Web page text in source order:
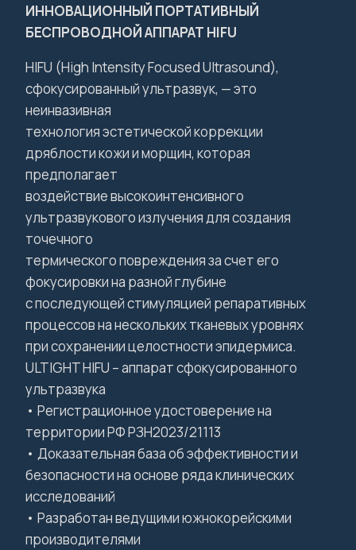
ИННОВАЦИОННЫЙ ПОРТАТИВНЫЙ
БЕСПРОВОДНОЙ АППАРАТ HIFU
HIFU (High Intensity Focused Ultrasound),
сфокусированный ультразвук, — это
неинвазивная
технология эстетической коррекции
дряблости кожи и морщин, которая
предполагает
воздействие высокоинтенсивного
ультразвукового излучения для создания
точечного
термического повреждения за счет его
фокусировки на разной глубине
с последующей стимуляцией репаративных
процессов на нескольких тканевых уровнях
при сохранении целостности эпидермиса.
ULTIGHT HIFU – аппарат сфокусированного
ультразвука
• Регистрационное удостоверение на
территории РФ РЗН2023/21113
• Доказательная база об эффективности и
безопасности на основе ряда клинических
исследований
• Разработан ведущими южнокорейскими
производителями